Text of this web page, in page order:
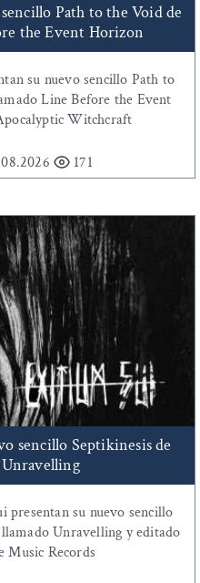
Path to the Void de
the Event Horizon
su nuevo sencillo Path to
Line Before the Event
Witchcraft
171
sencillo Septikinesis de
presentan su nuevo sencillo
Unravelling y editado
Music Records